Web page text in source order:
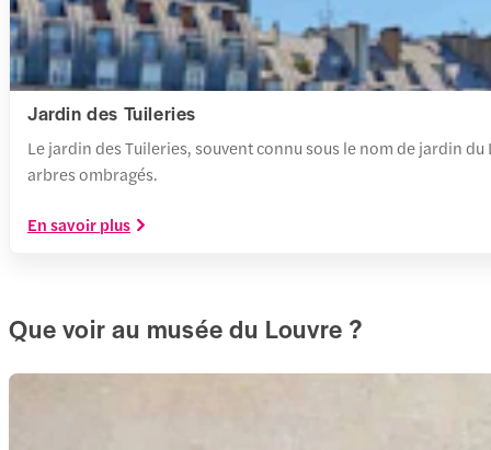
Jardin des Tuileries
Le jardin des Tuileries, souvent connu sous le nom de jardin
arbres ombragés.
En savoir plus
Que voir au musée du Louvre ?